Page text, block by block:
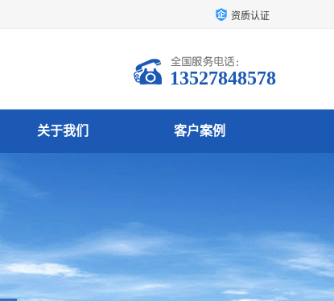
资质认证
13527848578
关于我们 客户案例